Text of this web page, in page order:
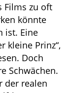
Films zu oft
könnte
ist. Eine
kleine Prinz“,
Doch
Schwächen.
der realen